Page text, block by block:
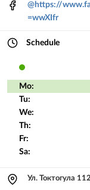
@https://
=wwXIfr
Schedule
Mo:
Tu:
We:
Th:
Fr:
Sa:
Ул. Токтогула